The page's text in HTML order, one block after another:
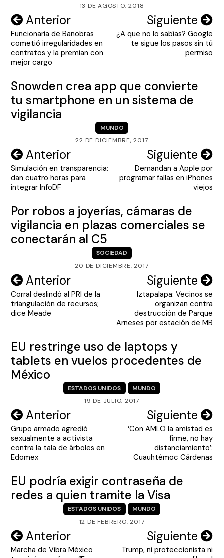
13 DE AGOSTO, 2018
Navegación
de
entradas
Anterior
Funcionaria de Banobras
cometió irregularidades en
contratos y la premian con
mejor cargo
Siguiente
¿A que no lo sabías? Google
te sigue los pasos sin tú
permiso
Snowden crea app que convierte
tu smartphone en un sistema de
vigilancia
MUNDO
22 DE DICIEMBRE, 2017
Navegación
de
entradas
Anterior
Simulación en transparencia:
dan cuatro horas para
integrar InfoDF
Siguiente
Demandan a Apple por
programar fallas en iPhones
viejos
Por robos a joyerías, cámaras de
vigilancia en plazas comerciales se
conectarán al C5
SOCIEDAD
20 DE DICIEMBRE, 2017
Navegación
de
entradas
Anterior
Corral deslindó al PRI de la
triangulación de recursos;
dice Meade
Siguiente
Iztapalapa: Vecinos se
organizan contra
destrucción de Parque
Arneses por estación de MB
EU restringe uso de laptops y
tablets en vuelos procedentes de
México
ESTADOS UNIDOS
MUNDO
19 DE JULIO, 2017
Navegación
de
entradas
Anterior
Grupo armado agredió
sexualmente a activista
contra la tala de árboles en
Edomex
Siguiente
‘Con AMLO la amistad es
firme, no hay
distanciamiento’:
Cuauhtémoc Cárdenas
EU podría exigir contraseña de
redes a quien tramite la Visa
ESTADOS UNIDOS
MUNDO
12 DE FEBRERO, 2017
Navegación
de
Anterior
Marcha de Vibra México
Siguiente
Trump, ni proteccionista ni